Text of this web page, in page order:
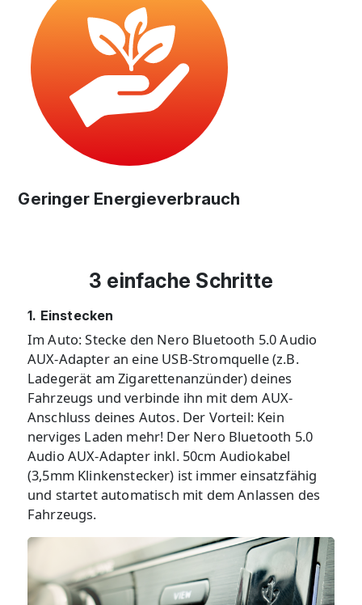
Geringer Energieverbrauch
3 einfache Schritte
1. Einstecken
Im Auto: Stecke den Nero Bluetooth 5.0 Audio
AUX-Adapter an eine USB-Stromquelle (z.B.
Ladegerät am Zigarettenanzünder) deines
Fahrzeugs und verbinde ihn mit dem AUX-
Anschluss deines Autos. Der Vorteil: Kein
nerviges Laden mehr! Der Nero Bluetooth 5.0
Audio AUX-Adapter inkl. 50cm Audiokabel
(3,5mm Klinkenstecker) ist immer einsatzfähig
und startet automatisch mit dem Anlassen des
Fahrzeugs.